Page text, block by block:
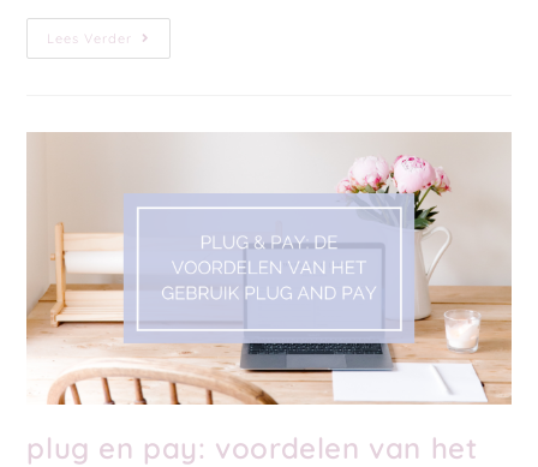
Lees Verder
plug en pay: voordelen van het